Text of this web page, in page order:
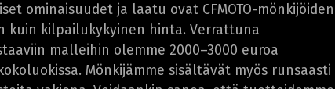
ominaisuudet ja laatu ovat CFMOTO-mönkijöiden
kuin kilpailukykyinen hinta. Verrattuna
malleihin olemme 2000–3000 euroa
Mönkijämme sisältävät myös runsaasti